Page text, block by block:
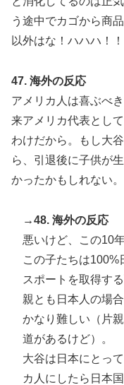
う途中でカゴから商
以外はな！ハハハ！！
47. 海外の反応
アメリカ人は喜ぶべ
来アメリカ代表とし
わけだから。もし大
ら、引退後に子供が
かったかもしれない。
→48. 海外の反応
悪いけど、この10
この子たちは
スポートを取得す
親とも日本人の場
かなり難しい（片
道があるけど）。
大谷は日本にとっ
カ人にしたら日本